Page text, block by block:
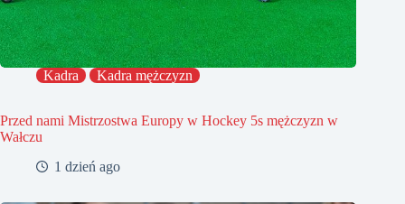
Kadra Kadra mężczyzn
Przed nami Mistrzostwa Europy w Hockey 5s mężczyzn w
Wałczu
1 dzień ago